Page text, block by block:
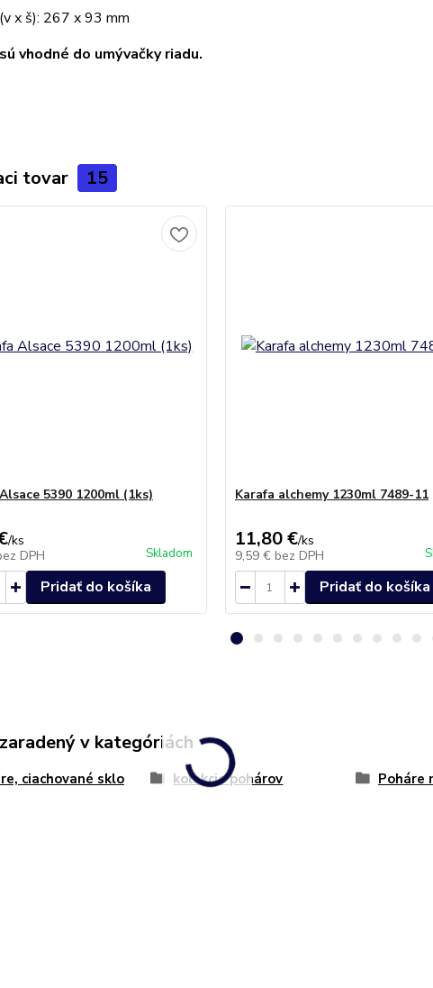
x š): 267 x 93 mm
vhodné do umývačky riadu.
tovar 15
5390 1200ml (1ks)
/ks
DPH Skladom
Pridať do košíka
Karafa alchemy 1230ml 7489-11
11,80 €/ks
9,59 € bez DPH
Pridať do košíka
v kategóriách
ciachované sklo kolekcie pohárov Poháre